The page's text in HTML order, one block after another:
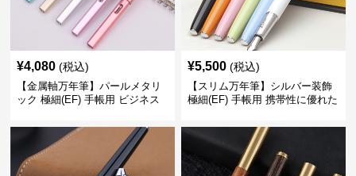
¥4,080 (税込)
【金属軸万年筆】パールメタリ
ック 極細(EF) 手帳用 ビジネス
る
¥5,500 (税込)
【スリム万年筆】シルバー装飾
極細(EF) 手帳用 携帯性に優れた
ートに筆記